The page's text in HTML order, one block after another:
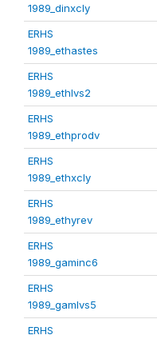
1989_dinxcly
ERHS
1989_ethastes
ERHS
1989_ethlvs2
ERHS
1989_ethprodv
ERHS
1989_ethxcly
ERHS
1989_ethyrev
ERHS
1989_gaminc6
ERHS
1989_gamlvs5
ERHS